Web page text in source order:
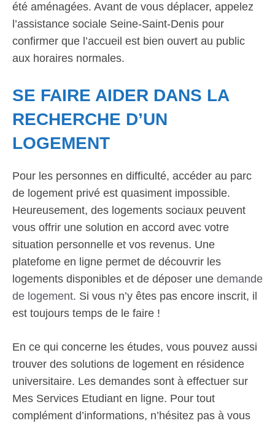
été aménagées. Avant de vous déplacer, appelez
l’assistance sociale Seine-Saint-Denis pour
confirmer que l’accueil est bien ouvert au public
aux horaires normales.
SE FAIRE AIDER DANS LA
RECHERCHE D’UN
LOGEMENT
Pour les personnes en difficulté, accéder au parc
de logement privé est quasiment impossible.
Heureusement, des logements sociaux peuvent
vous offrir une solution en accord avec votre
situation personnelle et vos revenus. Une
platefome en ligne permet de découvrir les
logements disponibles et de déposer une demande
de logement. Si vous n’y êtes pas encore inscrit, il
est toujours temps de le faire !
En ce qui concerne les études, vous pouvez aussi
trouver des solutions de logement en résidence
universitaire. Les demandes sont à effectuer sur
Mes Services Etudiant en ligne. Pour tout
complément d’informations, n’hésitez pas à vous